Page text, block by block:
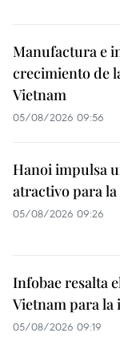
Manufactura e
crecimiento de
Vietnam
05/08/2026 09:56
Hanoi impulsa
atractivo para
05/08/2026 09:26
Infobae resalta
Vietnam para
05/08/2026 09:19